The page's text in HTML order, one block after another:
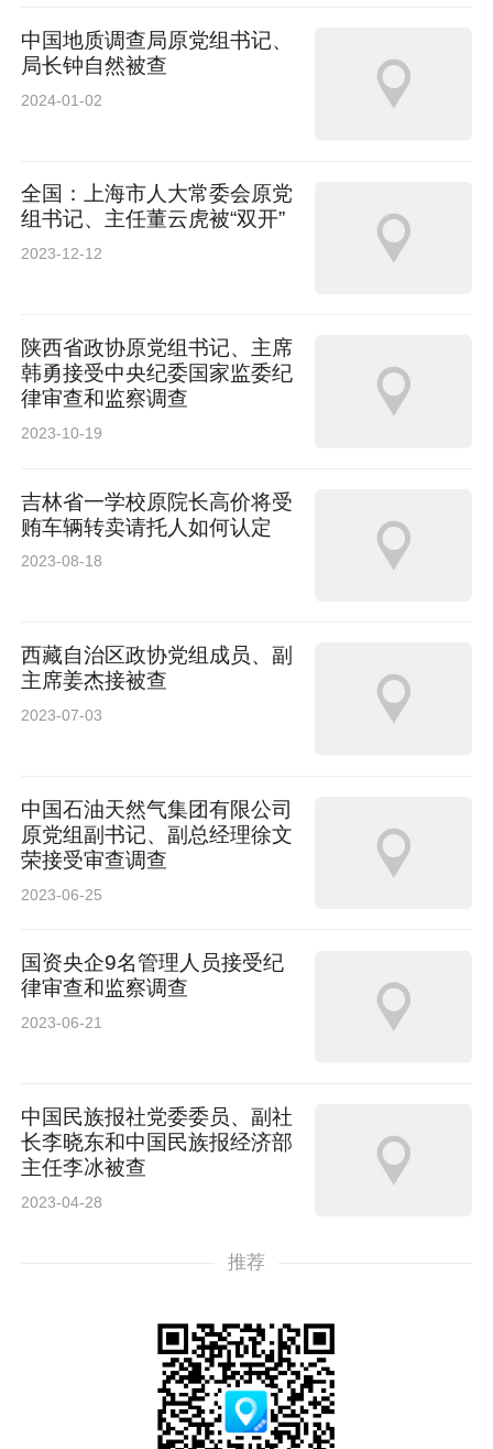
中国地质调查局原党组书记、
局长钟自然被查
2024-01-02
全国：上海市人大常委会原党
组书记、主任董云虎被“双开”
2023-12-12
陕西省政协原党组书记、主席
韩勇接受中央纪委国家监委纪
律审查和监察调查
2023-10-19
吉林省一学校原院长高价将受
贿车辆转卖请托人如何认定
2023-08-18
西藏自治区政协党组成员、副
主席姜杰接被查
2023-07-03
中国石油天然气集团有限公司
原党组副书记、副总经理徐文
荣接受审查调查
2023-06-25
国资央企9名管理人员接受纪
律审查和监察调查
2023-06-21
中国民族报社党委委员、副社
长李晓东和中国民族报经济部
主任李冰被查
2023-04-28
推荐